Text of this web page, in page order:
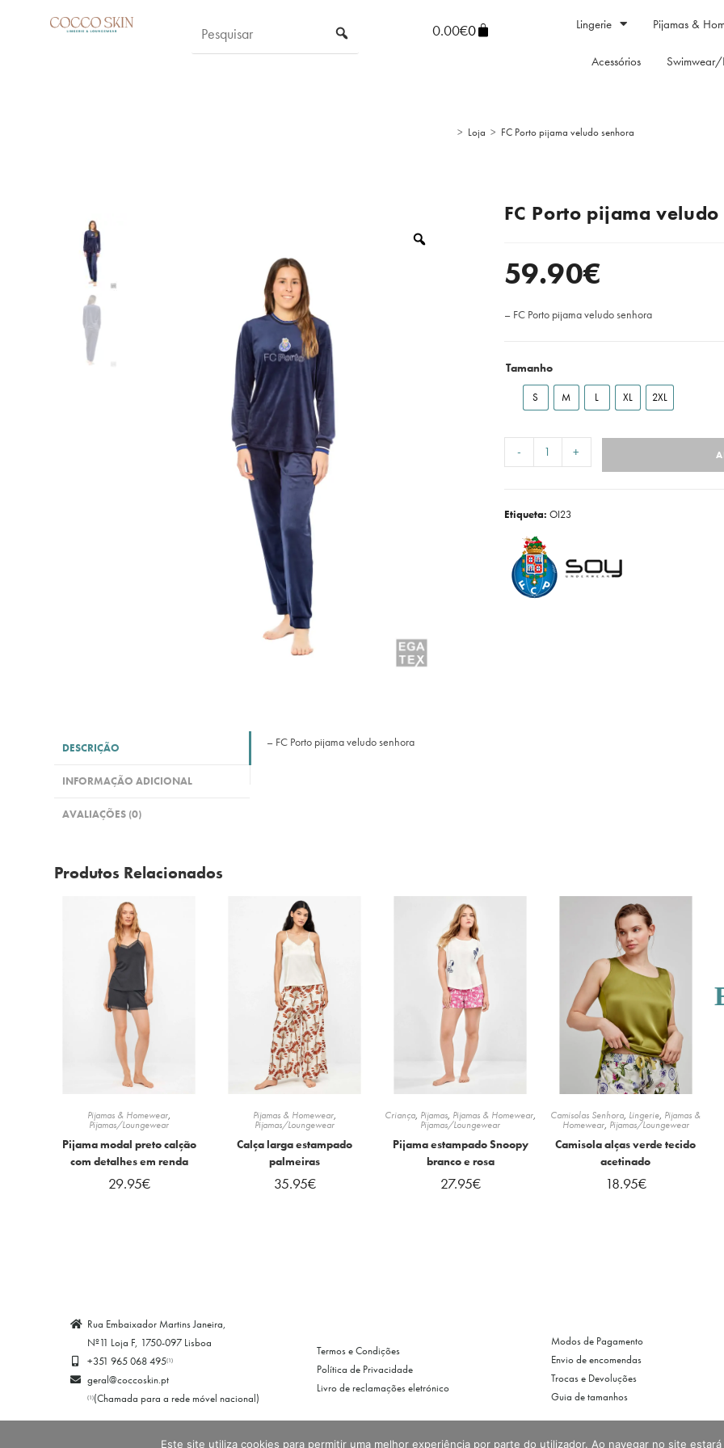
0.00€0 Lingerie Pijamas &
Acessórios
> Loja > FC Porto pijama veludo senhora
FC Porto pijama
59.90€
– FC Porto pijama veludo senhora
Tamanho
S M L XL 2XL
- +
Etiqueta: OI23
DESCRIÇÃO
INFORMAÇÃO ADICIONAL
AVALIAÇÕES (0)
– FC Porto pijama veludo senhora
Produtos Relacionados
Pijamas & Homewear,
Pijamas/Loungewear
Pijama modal preto calção
com detalhes em renda
29.95€
Pijamas & Homewear,
Pijamas/Loungewear
Calça larga estampado
palmeiras
35.95€
Criança, Pijamas, Pijamas & Homewear,
Pijamas/Loungewear
Pijama estampado Snoopy
branco e rosa
27.95€
Camisolas Senhora, Lingerie, Pijamas &
Homewear, Pijamas/Loungewear
Camisola alças verde tecido
acetinado
18.95€
Rua Embaixador Martins Janeira,
Nº11 Loja F, 1750-097 Lisboa
+351 965 068 495(1)
geral@coccoskin.pt
(1)(Chamada para a rede móvel nacional)
Termos e Condições
Política de Privacidade
Livro de reclamações eletrónico
Modos de Pagamento
Envio de encomendas
Trocas e Devoluções
Guia de tamanhos
Este site utiliza cookies para permitir uma melhor experiência por parte do utilizador. Ao navegar no site